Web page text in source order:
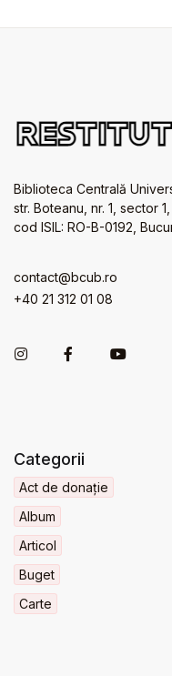
Biblioteca Centrală
str. Boteanu, nr. 1, sector
cod ISIL: RO-B-0192,
contact@bcub.ro
+40 21 312 01 08
Categorii
Act de donație
Album
Articol
Buget
Carte